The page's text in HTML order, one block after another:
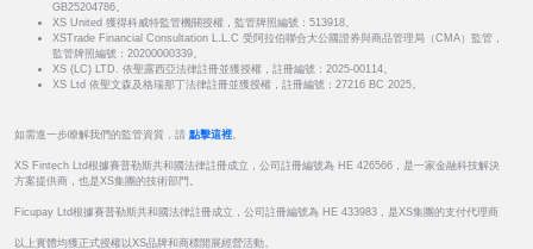
GB25204786。
XS United 獲得科威特監管機關授權，監管牌照編號：513918。
XSTrade Financial Consultation L.L.C 受阿拉伯聯合大公國證券與商品管理局（CMA）監管，
監管牌照編號：20200000339。
XS (LC) LTD. 依聖露西亞法律註冊並獲授權，註冊編號：2025-00114。
XS Ltd 依聖文森及格瑞那丁法律註冊並獲授權，註冊編號：27216 BC 2025。
如需進一步瞭解我們的監管資質，請 點擊這裡。
XS Fintech Ltd根據賽普勒斯共和國法律註冊成立，公司註冊編號為 HE 426566，是一家金融科技解決
方案提供商，也是XS集團的技術部門。
Ficupay Ltd根據賽普勒斯共和國法律註冊成立，公司註冊編號為 HE 433983，是XS集團的支付代理商
以上實體均獲正式授權以XS品牌和商標開展經營活動。